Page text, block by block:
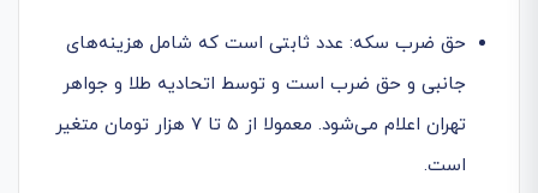
حق ضرب سکه: عدد ثابتی است که شامل هزینه‌های
جانبی و حق ضرب است و توسط اتحادیه طلا و جواهر
تهران اعلام می‌شود. معمولا از ۵ تا ۷ هزار تومان متغیر
است.